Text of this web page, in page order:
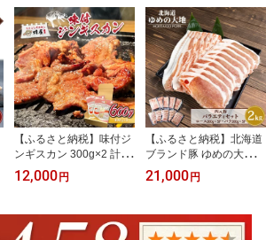
【ふるさと納税】味付ジ
ンギスカン 300g×2 計60
0g ジンギスカン 味付き
オンライン 申請 ふるさ
思汗 ラム肉 羊肉 肉 お肉
伝統の味 老舗 焼肉 BBQ
12,000 円
【ふるさと納税】北海道
ブランド豚 ゆめの大地
バラエティセット ロース
200g×5パック バラ 200g
請 ふるさと納税 北海道
羽幌 豚肉 肉 お肉 ポーク
21,000 円